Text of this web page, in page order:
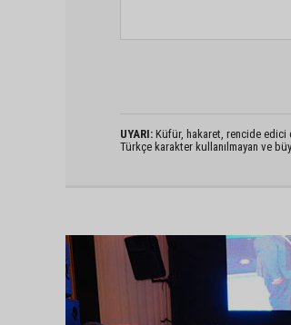
UYARI: Küfür, hakaret, rencide edici
Türkçe karakter kullanılmayan ve